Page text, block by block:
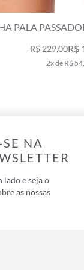
MARTINICA
109,00
NA
lado e seja o
as nossas